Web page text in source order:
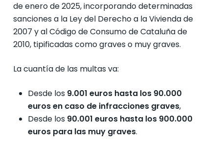
de enero de 2025, incorporando determinadas
sanciones a la Ley del Derecho a la Vivienda de
2007 y al Código de Consumo de Cataluña de
2010, tipificadas como graves o muy graves.
La cuantía de las multas va:
Desde los 9.001 euros hasta los 90.000
euros en caso de infracciones graves,
Desde los 90.001 euros hasta los 900.000
euros para las muy graves.